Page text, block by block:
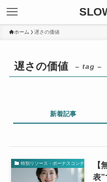
ホーム 遅さの価値
遅さの価値 – tag –
新着記事
特別リソース・ボーナスコンテンツ
【
表”